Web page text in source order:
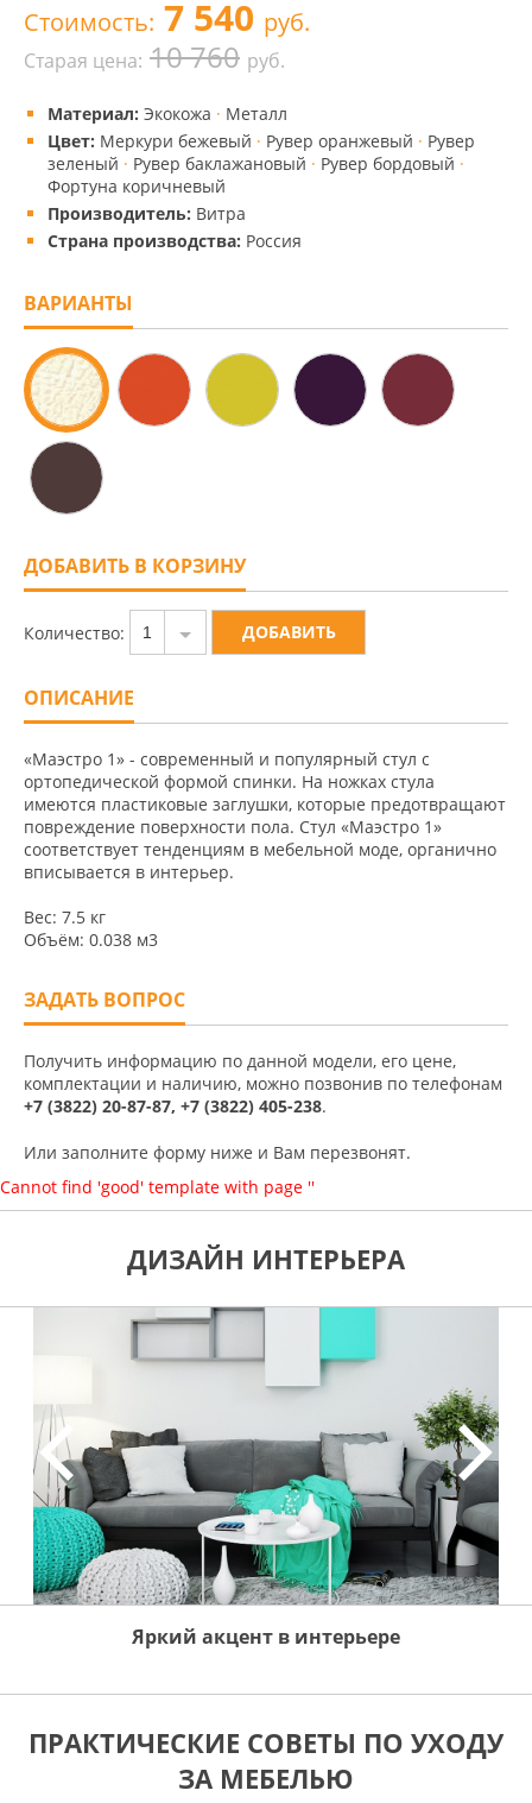
Стоимость: 7 540 руб.
Старая цена: 10 760 руб.
Материал: Экокожа · Металл
Цвет: Меркури бежевый · Рувер оранжевый · Рувер
зеленый · Рувер баклажановый · Рувер бордовый ·
Фортуна коричневый
Производитель: Витра
Страна производства: Россия
ВАРИАНТЫ
ДОБАВИТЬ В КОРЗИНУ
Количество: 1
ОПИСАНИЕ
«Маэстро 1» - современный и популярный стул с
ортопедической формой спинки. На ножках стула
имеются пластиковые заглушки, которые предотвращают
повреждение поверхности пола. Стул «Маэстро 1»
соответствует тенденциям в мебельной моде, органично
вписывается в интерьер.
Вес: 7.5 кг
Объём: 0.038 м3
ЗАДАТЬ ВОПРОС
Получить информацию по данной модели, его цене,
комплектации и наличию, можно позвонив по телефонам
+7 (3822) 20-87-87, +7 (3822) 405-238.
Или заполните форму ниже и Вам перезвонят.
Cannot find 'good' template with page ''
ДИЗАЙН ИНТЕРЬЕРА
Яркий акцент в интерьере
ПРАКТИЧЕСКИЕ СОВЕТЫ ПО УХОДУ
ЗА МЕБЕЛЬЮ